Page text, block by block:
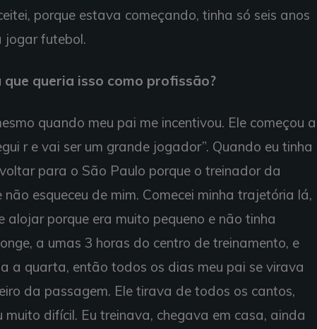
porque estava começando, tinha só seis anos
jogar futebol.
que queria isso como profissão?
quando meu pai me incentivou. Ele começou a
r e vai ser um grande jogador”. Quando eu tinha
para o São Paulo porque o treinador da
não esqueceu de mim. Comecei minha trajetória lá,
alojar porque era muito pequeno e não tinha
a umas 3 horas do centro de treinamento, e
a quarta, então todos os dias meu pai se virava
da passagem. Ele tirava de todos os cantos,
difícil. Eu treinava, chegava em casa, ainda